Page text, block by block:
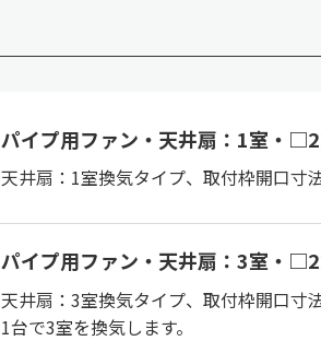
パイプ用ファン・天井扇：1室・
天井扇：1室換気タイプ、取付枠開口
パイプ用ファン・天井扇：3室・
天井扇：3室換気タイプ、取付枠開口
1台で3室を換気します。